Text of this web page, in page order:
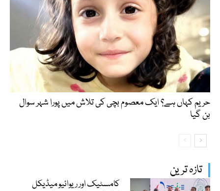
تازہ ترین
کامسٹیک اور ریوائیو میڈیکل
حریم کہاں ہے؟ ایک معصوم بچی کی تلاش میں پورا شہر سوال
بن گیا